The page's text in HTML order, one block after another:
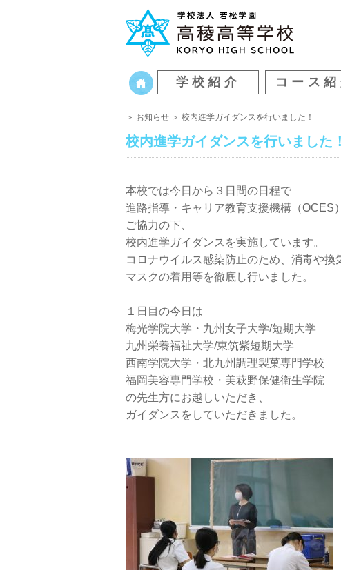
学校紹介 コース紹
＞ お知らせ ＞ 校内進学ガイダンスを行いました！
校内進学ガイダンスを行いました！
本校では今日から３日間の日程で
進路指導・キャリア教育支援機構（OCES
ご協力の下、
校内進学ガイダンスを実施しています。
コロナウイルス感染防止のため、消毒や換
マスクの着用等を徹底し行いました。
１日目の今日は
梅光学院大学・九州女子大学/短期大学
九州栄養福祉大学/東筑紫短期大学
西南学院大学・北九州調理製菓専門学校
福岡美容専門学校・美萩野保健衛生学院
の先生方にお越しいただき、
ガイダンスをしていただきました。